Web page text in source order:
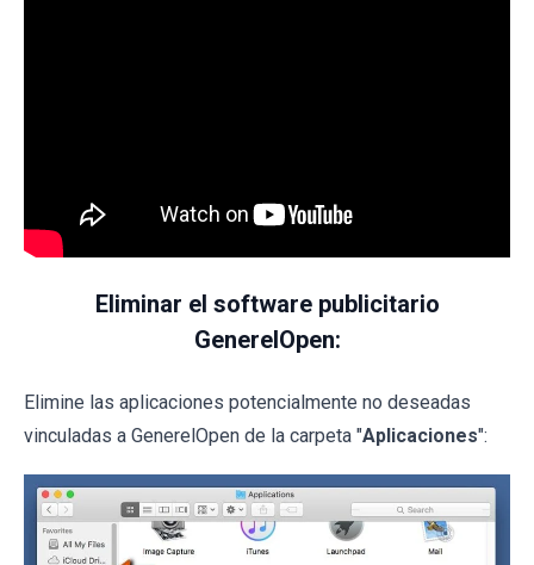
Eliminar el software publicitario
GenerelOpen:
Elimine las aplicaciones potencialmente no deseadas
vinculadas a GenerelOpen de la carpeta "Aplicaciones":